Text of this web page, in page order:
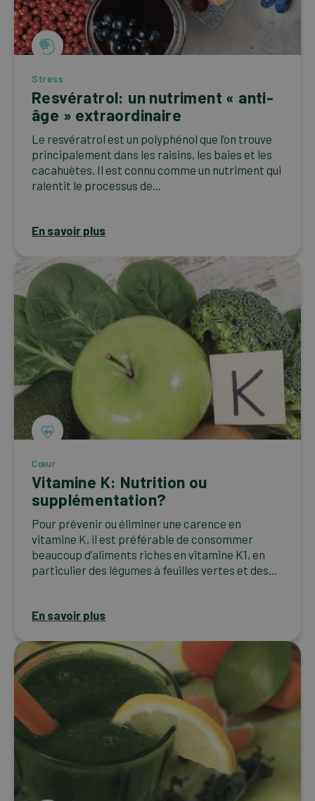
Stress
Resvératrol: un nutriment « anti-
âge » extraordinaire
Le resvératrol est un polyphénol que l’on trouve
principalement dans les raisins, les baies et les
cacahuètes. Il est connu comme un nutriment qui
ralentit le processus de...
En savoir plus
Cœur
Vitamine K: Nutrition ou
supplémentation?
Pour prévenir ou éliminer une carence en
vitamine K, il est préférable de consommer
beaucoup d’aliments riches en vitamine K1, en
particulier des légumes à feuilles vertes et des...
En savoir plus